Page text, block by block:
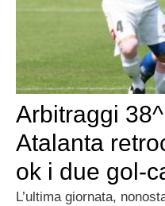
Arbitraggi
Atalanta
ok i due gol-
L’ultima giornata,